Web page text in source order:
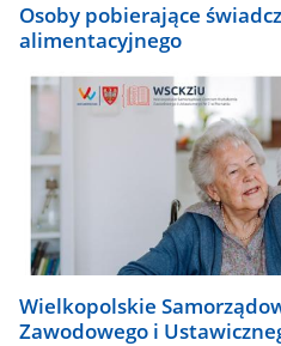
Osoby pobierające
alimentacyjnego
Wielkopolskie
Zawodowego i